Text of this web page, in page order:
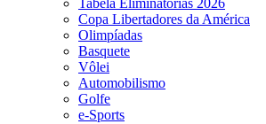
Tabela Eliminatórias 2026
Copa Libertadores da América
Olimpíadas
Basquete
Vôlei
Automobilismo
Golfe
e-Sports